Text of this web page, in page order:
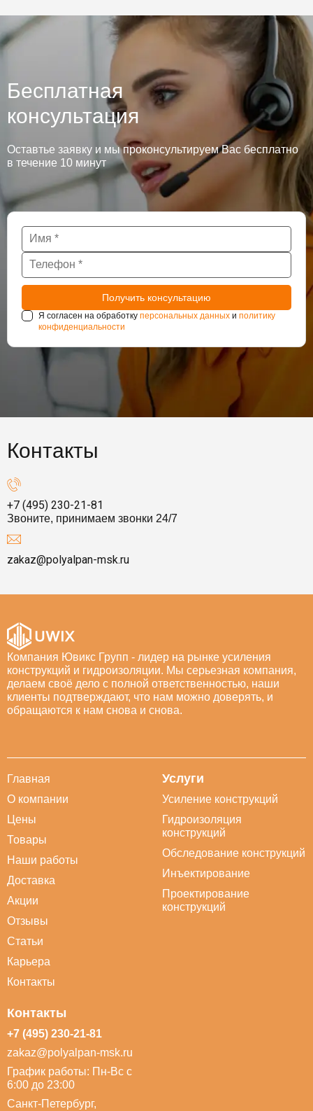
Бесплатная
консультация
Оставтье заявку и мы проконсультируем Вас бесплатно
в течение 10 минут
Я согласен на обработку персональных данных и политику
конфиденциальности
Контакты
+7 (495) 230-21-81
Звоните, принимаем звонки 24/7
zakaz@polyalpan-msk.ru
Компания Ювикс Групп - лидер на рынке усиления
конструкций и гидроизоляции. Мы серьезная компания,
делаем своё дело с полной ответственностью, наши
клиенты подтверждают, что нам можно доверять, и
обращаются к нам снова и снова.
Главная
О компании
Цены
Товары
Наши работы
Доставка
Акции
Отзывы
Статьи
Карьера
Контакты
Услуги
Усиление конструкций
Гидроизоляция
конструкций
Обследование конструкций
Инъектирование
Проектирование
конструкций
Контакты
+7 (495) 230-21-81
zakaz@polyalpan-msk.ru
График работы: Пн-Вс с
6:00 до 23:00
Санкт-Петербург,